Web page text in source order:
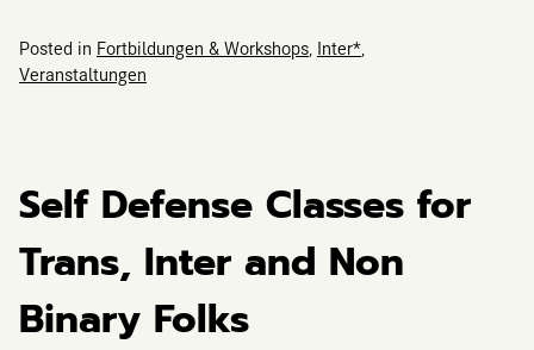
Posted in Fortbildungen & Workshops, Inter*,
Veranstaltungen
Self Defense Classes for
Trans, Inter and Non
Binary Folks